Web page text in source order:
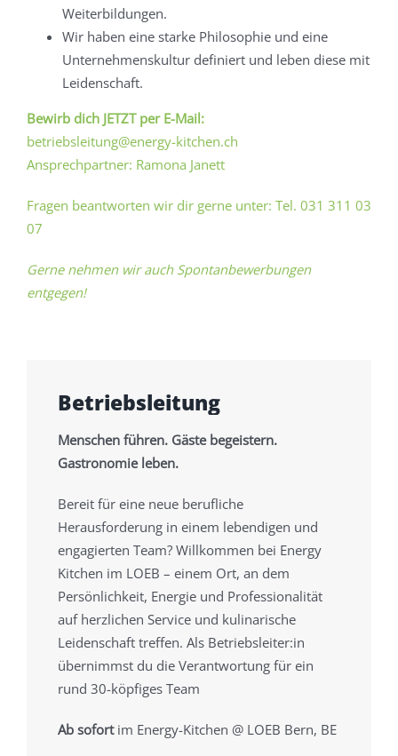
Weiterbildungen.
Wir haben eine starke Philosophie und eine
Unternehmenskultur definiert und leben diese mit
Leidenschaft.
Bewirb dich JETZT per E-Mail:
betriebsleitung@energy-kitchen.ch
Ansprechpartner: Ramona Janett
Fragen beantworten wir dir gerne unter: Tel. 031 311 03
07
Gerne nehmen wir auch Spontanbewerbungen
entgegen!
Betriebsleitung
Menschen führen. Gäste begeistern.
Gastronomie leben.
Bereit für eine neue berufliche
Herausforderung in einem lebendigen und
engagierten Team? Willkommen bei Energy
Kitchen im LOEB – einem Ort, an dem
Persönlichkeit, Energie und Professionalität
auf herzlichen Service und kulinarische
Leidenschaft treffen. Als Betriebsleiter:in
übernimmst du die Verantwortung für ein
rund 30-köpfiges Team
Ab sofort im Energy-Kitchen @ LOEB Bern, BE